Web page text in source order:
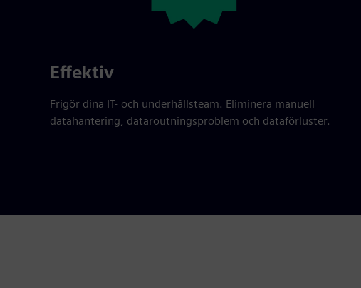
Effektiv
Frigör dina IT- och underhållsteam. Eliminera manuell
datahantering, dataroutningsproblem och dataförluster.